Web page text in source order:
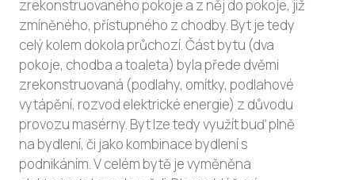
zrekonstruovaného pokoje a z něj do pokoje, již
zmíněného, přístupného z chodby. Byt je tedy
celý kolem dokola průchozí. Část bytu (dva
pokoje, chodba a toaleta) byla přede dvěmi
zrekonstruovaná (podlahy, omítky, podlahové
vytápění, rozvod elektrické energie) z důvodu
provozu masérny. Byt lze tedy využít buď plně
na bydlení, či jako kombinace bydlení s
podnikáním. V celém bytě je vyměněna